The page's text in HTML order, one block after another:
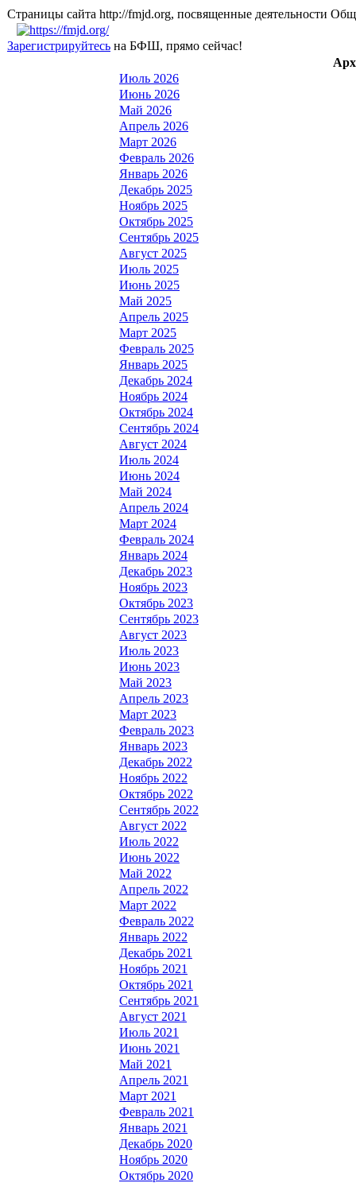
Страницы сайта http://fmjd.org, посвященные
Зарегистрируйтесь на БФШ, прямо сейчас!
Июль 2026
Июнь 2026
Май 2026
Апрель 2026
Март 2026
Февраль 2026
Январь 2026
Декабрь 2025
Ноябрь 2025
Октябрь 2025
Сентябрь 2025
Август 2025
Июль 2025
Июнь 2025
Май 2025
Апрель 2025
Март 2025
Февраль 2025
Январь 2025
Декабрь 2024
Ноябрь 2024
Октябрь 2024
Сентябрь 2024
Август 2024
Июль 2024
Июнь 2024
Май 2024
Апрель 2024
Март 2024
Февраль 2024
Январь 2024
Декабрь 2023
Ноябрь 2023
Октябрь 2023
Сентябрь 2023
Август 2023
Июль 2023
Июнь 2023
Май 2023
Апрель 2023
Март 2023
Февраль 2023
Январь 2023
Декабрь 2022
Ноябрь 2022
Октябрь 2022
Сентябрь 2022
Август 2022
Июль 2022
Июнь 2022
Май 2022
Апрель 2022
Март 2022
Февраль 2022
Январь 2022
Декабрь 2021
Ноябрь 2021
Октябрь 2021
Сентябрь 2021
Август 2021
Июль 2021
Июнь 2021
Май 2021
Апрель 2021
Март 2021
Февраль 2021
Январь 2021
Декабрь 2020
Ноябрь 2020
Октябрь 2020